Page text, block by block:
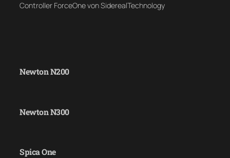
Controller ForceOne von SiderealTechnology
Newton N200
Newton N300
Spica One